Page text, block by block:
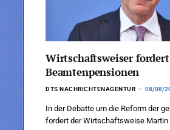
Wirtschaftsweiser
Beamtenpensionen
DTS NACHRICHTENAGENTUR 08/08/
In der Debatte um die Reform der
fordert der Wirtschaftsweise Martin